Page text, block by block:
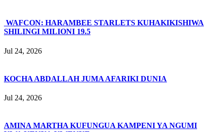
WAFCON: HARAMBEE STARLETS KUHAKIKISHIWA
SHILINGI MILIONI 19.5
Jul 24, 2026
KOCHA ABDALLAH JUMA AFARIKI DUNIA
Jul 24, 2026
AMINA MARTHA KUFUNGUA KAMPENI YA NGUMI